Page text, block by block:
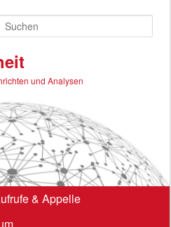
und Analysen
& Appelle